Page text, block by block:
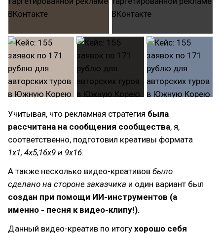
Учитывая, что рекламная стратегия была
рассчитана на сообщения сообщества, я,
соответственно, подготовил креативы формата
1х1, 4х5,16х9 и 9х16.
А также несколько видео-креативов было
сделано на стороне заказчика и один вариант был
создан при помощи ИИ-инструментов (а
именно - песня к видео-клипу!).
Данный видео-креатив по итогу хорошо себя